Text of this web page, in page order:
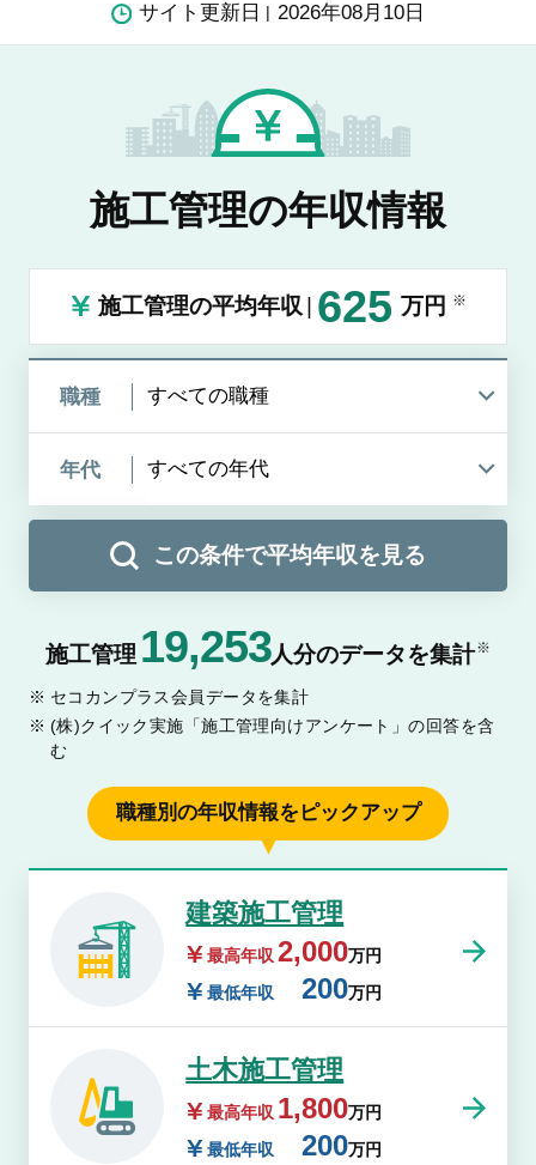
サイト更新日 2026年08月10日
施工管理の年収情報
施工管理の平均年収 625 万円 ※
職種
年代
この条件で平均年収を見る
施工管理 19,253人分のデータを集計※
セコカンプラス会員データを集計
(株)クイック実施「施工管理向けアンケート」の回答を含
む
職種別の年収情報をピックアップ
建築施工管理
最高年収 2,000万円
最低年収
200万円
土木施工管理
最高年収 1,800万円
最低年収
200万円